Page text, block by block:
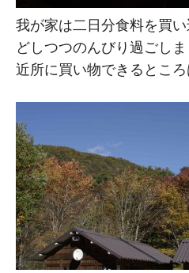
我が家は二日分食料を買
どしつつのんびり過ごしま
近所に買い物できるところ